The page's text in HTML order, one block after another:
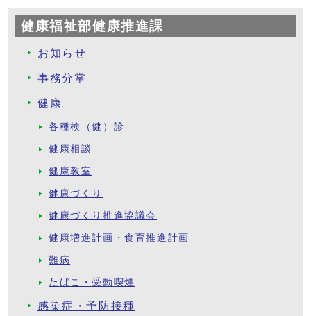
健康福祉部健康推進課
お知らせ
事務分掌
健康
各種検（健）診
健康相談
健康教室
健康づくり
健康づくり推進協議会
健康増進計画・食育推進計画
難病
たばこ・受動喫煙
感染症・予防接種